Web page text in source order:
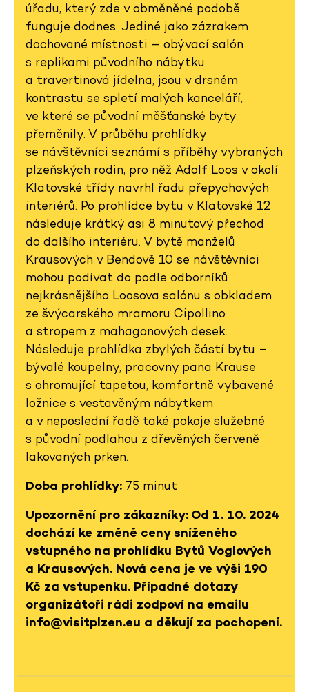
úřadu, který zde v obměněné podobě
funguje dodnes. Jediné jako zázrakem
dochované místnosti – obývací salón
s replikami původního nábytku
a travertinová jídelna, jsou v drsném
kontrastu se spletí malých kanceláří,
ve které se původní měšťanské byty
přeměnily. V průběhu prohlídky
se návštěvníci seznámí s příběhy vybraných
plzeňských rodin, pro něž Adolf Loos v okolí
Klatovské třídy navrhl řadu přepychových
interiérů. Po prohlídce bytu v Klatovské 12
následuje krátký asi 8 minutový přechod
do dalšího interiéru. V bytě manželů
Krausových v Bendově 10 se návštěvníci
mohou podívat do podle odborníků
nejkrásnějšího Loosova salónu s obkladem
ze švýcarského mramoru Cipollino
a stropem z mahagonových desek.
Následuje prohlídka zbylých částí bytu –
bývalé koupelny, pracovny pana Krause
s ohromující tapetou, komfortně vybavené
ložnice s vestavěným nábytkem
a v neposlední řadě také pokoje služebné
s původní podlahou z dřevěných červeně
lakovaných prken.
Doba prohlídky: 75 minut
Upozornění pro zákazníky: Od 1. 10. 2024
dochází ke změně ceny sníženého
vstupného na prohlídku Bytů Voglových
a Krausových. Nová cena je ve výši 190
Kč za vstupenku. Případné dotazy
organizátoři rádi zodpoví na emailu
info@visitplzen.eu a děkují za pochopení.